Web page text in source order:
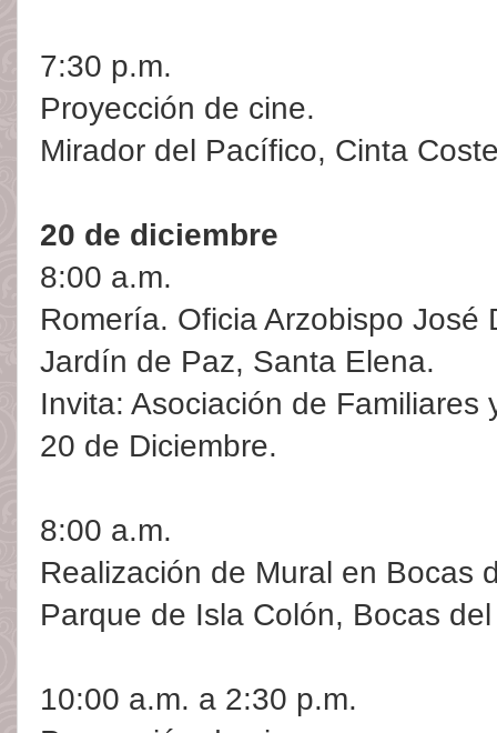
7:30 p.m.
Proyección de cine.
Mirador del Pacífico, Cinta
20 de diciembre
8:00 a.m.
Romería. Oficia Arzobispo José
Jardín de Paz, Santa Elena.
Invita: Asociación de
20 de Diciembre.
8:00 a.m.
Realización de Mural en Bocas
Parque de Isla Colón, Bocas del
10:00 a.m. a 2:30 p.m.